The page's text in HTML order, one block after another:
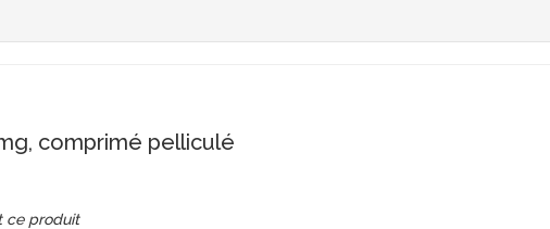
comprimé pelliculé
ce produit